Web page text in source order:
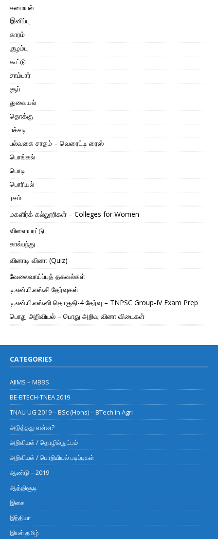
சமையல்
இனிப்பு
காரம்
குழம்பு
கூட்டு
சாம்பார்
சூப்
துவையல்
தொக்கு
பச்சடி
பல்வகை சாதம் – வெரைட்டி ரைஸ்
பொங்கல்
பொடி
பொரியல்
ரசம்
மகளிர்க் கல்லூரிகள் – Colleges for Women
விளையாட்டு
கால்பந்து
வினாடி வினா (Quiz)
வேலைவாய்ப்புத் தகவல்கள்
டி.என்.பி.எஸ்.சி தேர்வுகள்
டி.என்.பி.எஸ்.ஸி தொகுதி-4 தேர்வு – TNPSC Group-IV Exam Prep
பொது அறிவியல் – பொது அறிவு வினா விடைகள்
CATEGORIES
AIIMS – MBBS
BE-BTECH-TNEA 2019
TNAU UG 2019 – BSc (Hons) – BTech in Agri
அடுத்தது என்ன?
அறிவியல் / தொழில்நுட்பம்
அறிவியல் / பொறியியல் படிப்புகள்
ஆண்டு – 2019
ஆத்திசூடி
இசை
இந்தியா
இயல் தமிழ்